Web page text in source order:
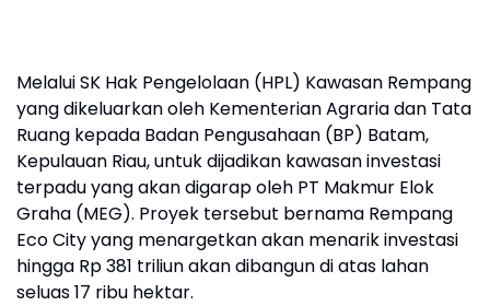
Melalui SK Hak Pengelolaan (HPL) Kawasan Rempang
yang dikeluarkan oleh Kementerian Agraria dan Tata
Ruang kepada Badan Pengusahaan (BP) Batam,
Kepulauan Riau, untuk dijadikan kawasan investasi
terpadu yang akan digarap oleh PT Makmur Elok
Graha (MEG). Proyek tersebut bernama Rempang
Eco City yang menargetkan akan menarik investasi
hingga Rp 381 triliun akan dibangun di atas lahan
seluas 17 ribu hektar.